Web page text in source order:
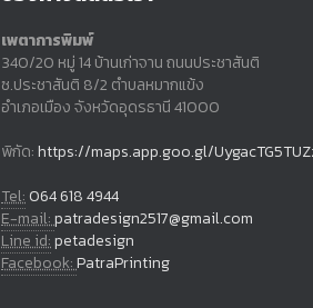
เพตาการพิมพ์
340/20 หมู่ 14 บ้านเก่าจาน ถนนประชาสันติ
ซ.ประชาสันติ 8/2 ตำบลหมากแข้ง
อำเภอเมือง จังหวัดอุดรธานี 41000
พิกัด:https://maps.app.goo.gl/
Tel:064 618 4944
E-mail:patradesign2517@gmail.com
Line id:petadesign
Facebook:PatraPrinting